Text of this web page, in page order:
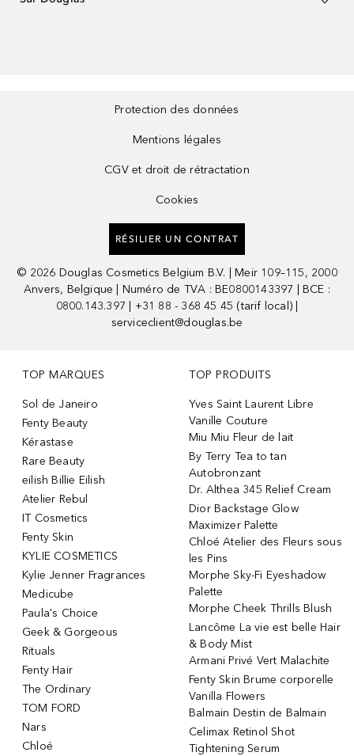
Protection des données
Mentions légales
CGV et droit de rétractation
Cookies
RÉSILIER UN CONTRAT
© 2026 Douglas Cosmetics Belgium B.V. | Meir 109–115, 2000
Anvers, Belgique | Numéro de TVA : BE0800143397 | BCE :
0800.143.397 | +31 88 - 368 45 45 (tarif local) |
serviceclient@douglas.be
TOP MARQUES
Sol de Janeiro
Fenty Beauty
Kérastase
Rare Beauty
eilish Billie Eilish
Atelier Rebul
IT Cosmetics
Fenty Skin
KYLIE COSMETICS
Kylie Jenner Fragrances
Medicube
Paula's Choice
Geek & Gorgeous
Rituals
Fenty Hair
The Ordinary
TOM FORD
Nars
Chloé
TOP PRODUITS
Yves Saint Laurent Libre
Vanille Couture
Miu Miu Fleur de lait
By Terry Tea to tan
Autobronzant
Dr. Althea 345 Relief Cream
Dior Backstage Glow
Maximizer Palette
Chloé Atelier des Fleurs sous
les Pins
Morphe Sky-Fi Eyeshadow
Palette
Morphe Cheek Thrills Blush
Lancôme La vie est belle Hair
& Body Mist
Armani Privé Vert Malachite
Fenty Skin Brume corporelle
Vanilla Flowers
Balmain Destin de Balmain
Celimax Retinol Shot
Tightening Serum